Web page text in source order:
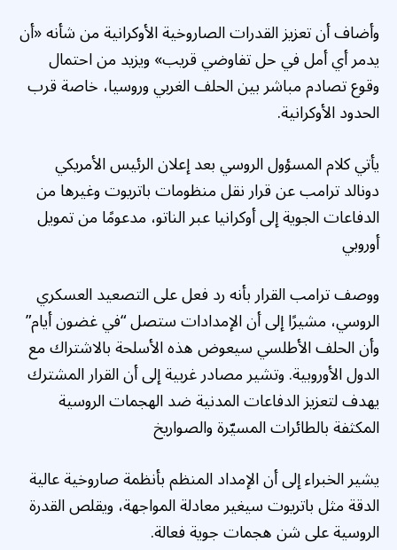
وأضاف أن تعزيز القدرات الصاروخية الأوكرانية من شأنه «أن
يدمر أي أمل في حل تفاوضي قريب» ويزيد من احتمال
وقوع تصادم مباشر بين الحلف الغربي وروسيا، خاصة قرب
الحدود الأوكرانية.
يأتي كلام المسؤول الروسي بعد إعلان الرئيس الأمريكي
دونالد ترامب عن قرار نقل منظومات باتريوت وغيرها من
الدفاعات الجوية إلى أوكرانيا عبر الناتو، مدعومًا من تمويل
أوروبي
ووصف ترامب القرار بأنه رد فعل على التصعيد العسكري
الروسي، مشيرًا إلى أن الإمدادات ستصل “في غضون أيام”
وأن الحلف الأطلسي سيعوض هذه الأسلحة بالاشتراك مع
الدول الأوروبية. وتشير مصادر غربية إلى أن القرار المشترك
يهدف لتعزيز الدفاعات المدنية ضد الهجمات الروسية
المكثفة بالطائرات المسيّرة والصواريخ
يشير الخبراء إلى أن الإمداد المنظم بأنظمة صاروخية عالية
الدقة مثل باتريوت سيغير معادلة المواجهة، ويقلص القدرة
الروسية على شن هجمات جوية فعالة.